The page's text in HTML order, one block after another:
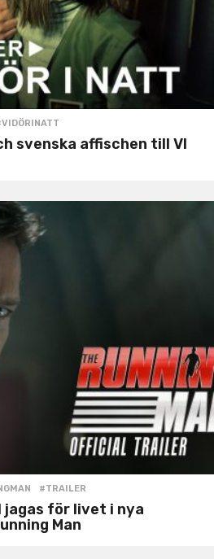
svenska affischen till VI
,#TRAILER
jagas för livet i nya
Man